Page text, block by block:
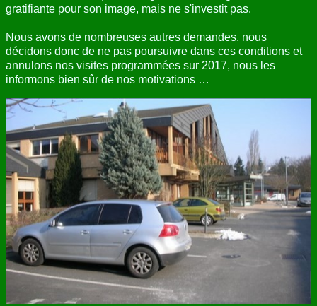
gratifiante pour son image, mais ne s'investit pas.
Nous avons de nombreuses autres demandes, nous
décidons donc de ne pas poursuivre dans ces conditions et
annulons nos visites programmées sur 2017, nous les
informons bien sûr de nos motivations …